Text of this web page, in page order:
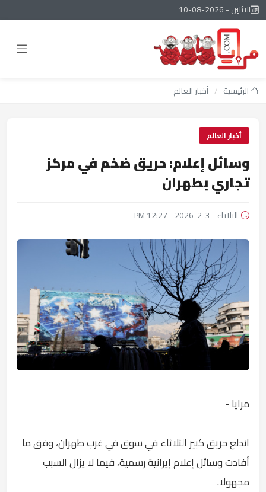
الاثنين - 2026-08-10
الرئيسية / أخبار العالم
أخبار العالم
وسائل إعلام: حريق ضخم في مركز
تجاري بطهران
الثلاثاء - 3-2-2026 - 12:27 PM
مرايا -
اندلع حريق كبير الثلاثاء في سوق في غرب طهران، وفق ما
أفادت وسائل إعلام إيرانية رسمية، فيما لا يزال السبب
مجهولا.